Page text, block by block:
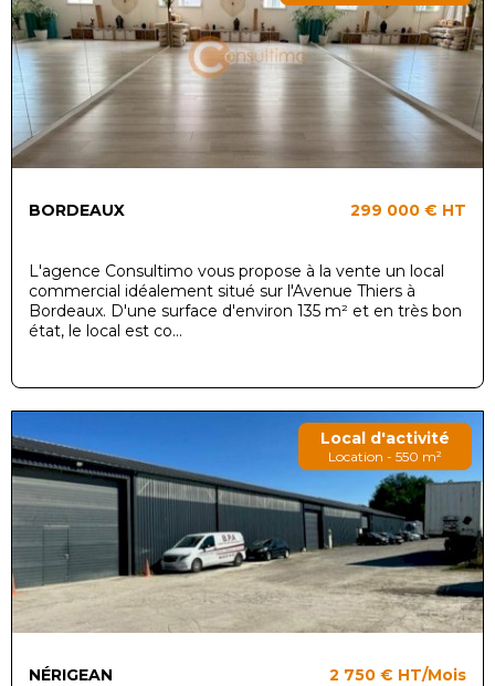
BORDEAUX 299 000 € HT
L'agence Consultimo vous propose à la vente un local
commercial idéalement situé sur l'Avenue Thiers à
Bordeaux. D'une surface d'environ 135 m² et en très bon
état, le local est co...
Local d'activité
Location - 550 m²
NÉRIGEAN 2 750 € HT/Mois